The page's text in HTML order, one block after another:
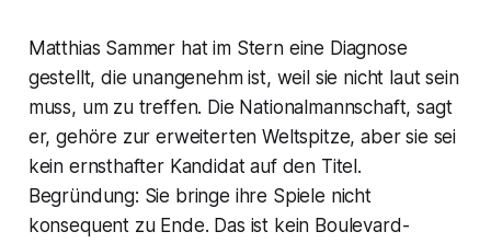
Matthias Sammer hat im Stern eine Diagnose
gestellt, die unangenehm ist, weil sie nicht laut sein
muss, um zu treffen. Die Nationalmannschaft, sagt
er, gehöre zur erweiterten Weltspitze, aber sie sei
kein ernsthafter Kandidat auf den Titel.
Begründung: Sie bringe ihre Spiele nicht
konsequent zu Ende. Das ist kein Boulevard-